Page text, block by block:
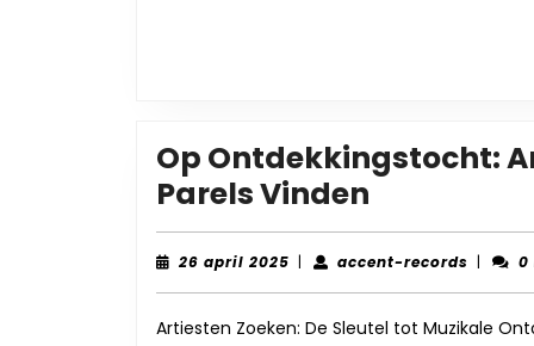
Op Ontdekkingstocht:
Parels Vinden
Artiesten
Zoeken
en
26 april 2025 26| accent-records accent-
| 0
Artiesten Zoeken: De Sleutel tot Muzikale